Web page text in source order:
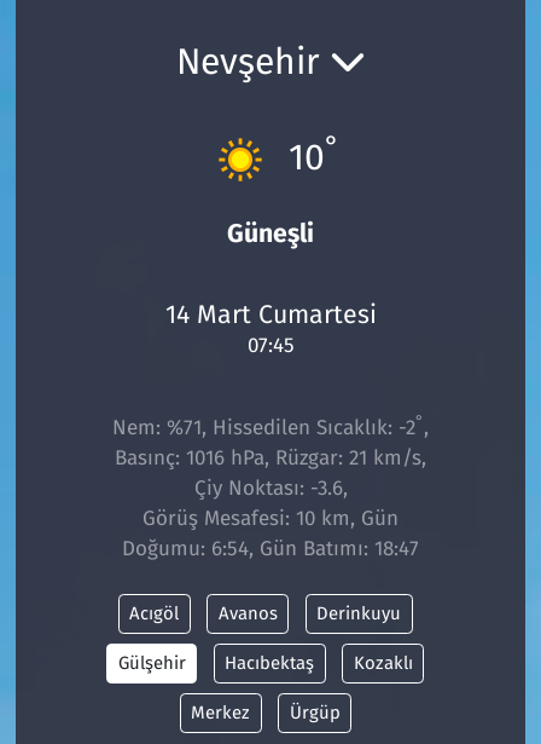
Nevşehir
10°
Güneşli
14 Mart Cumartesi
07:45
Nem: %71, Hissedilen Sıcaklık: -2° ,
Basınç: 1016 hPa, Rüzgar: 21 km/s,
Çiy Noktası: -3.6,
Görüş Mesafesi: 10 km, Gün
Doğumu: 6:54, Gün Batımı: 18:47
Acıgöl Avanos Derinkuyu
Gülşehir Hacıbektaş Kozaklı
Merkez Ürgüp
Şarköy
Siyaset
Süleymanpaşa